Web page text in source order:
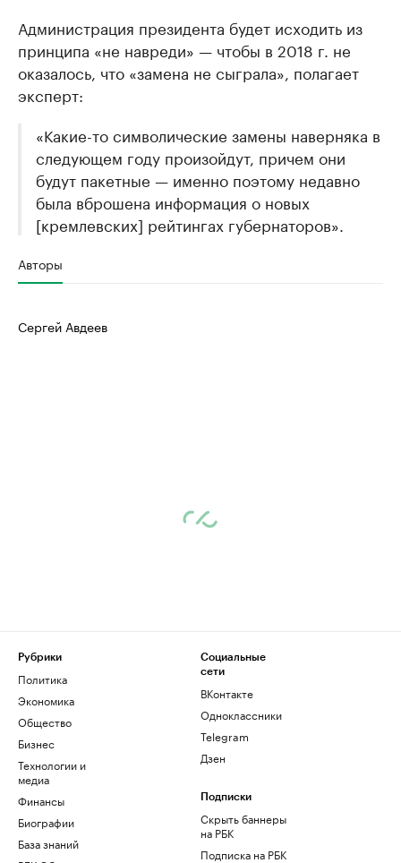
Администрация президента будет исходить из
принципа «не навреди» — чтобы в 2018 г. не
оказалось, что «замена не сыграла», полагает
эксперт:
«Какие-то символические замены наверняка в
следующем году произойдут, причем они
будут пакетные — именно поэтому недавно
была вброшена информация о новых
[кремлевских] рейтингах губернаторов».
Авторы
Сергей Авдеев
Рубрики
Политика
Экономика
Общество
Бизнес
Технологии и
медиа
Финансы
Биографии
База знаний
Социальные
сети
ВКонтакте
Одноклассники
Telegram
Дзен
Подписки
Скрыть баннеры
на РБК
Подписка на РБК